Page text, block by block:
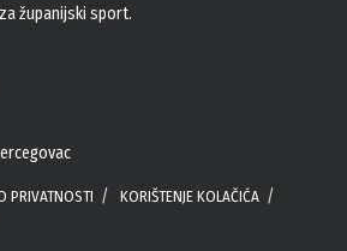
županijski sport.
PRIVATNOSTI
KORIŠTENJE KOLAČIĆA